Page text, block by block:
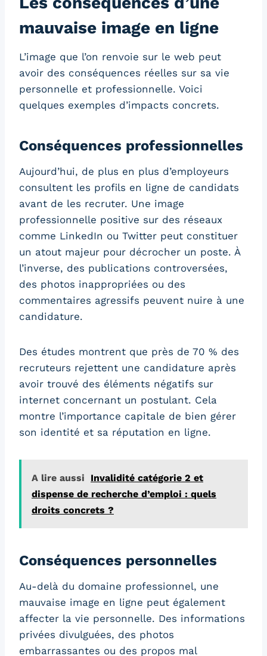
mauvaise image en ligne
L’image que l’on renvoie sur le web peut
avoir des conséquences réelles sur sa vie
personnelle et professionnelle. Voici
quelques exemples d’impacts concrets.
Conséquences professionnelles
Aujourd’hui, de plus en plus d’employeurs
consultent les profils en ligne de candidats
avant de les recruter. Une image
professionnelle positive sur des réseaux
comme LinkedIn ou Twitter peut constituer
un atout majeur pour décrocher un poste. À
l’inverse, des publications controversées,
des photos inappropriées ou des
commentaires agressifs peuvent nuire à une
candidature.
Des études montrent que près de 70 % des
recruteurs rejettent une candidature après
avoir trouvé des éléments négatifs sur
internet concernant un postulant. Cela
montre l’importance capitale de bien gérer
son identité et sa réputation en ligne.
A lire aussi
Invalidité catégorie 2 et
dispense de recherche d’emploi : quels
droits concrets ?
Conséquences personnelles
Au-delà du domaine professionnel, une
mauvaise image en ligne peut également
affecter la vie personnelle. Des informations
privées divulguées, des photos
embarrassantes ou des propos mal